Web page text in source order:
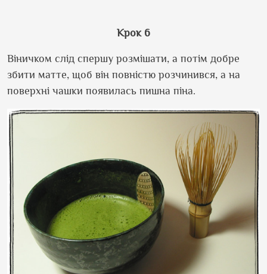
Крок 6
Віничком слід спершу розмішати, а потім добре
збити матте, щоб він повністю розчинився, а на
поверхні чашки появилась пишна піна.